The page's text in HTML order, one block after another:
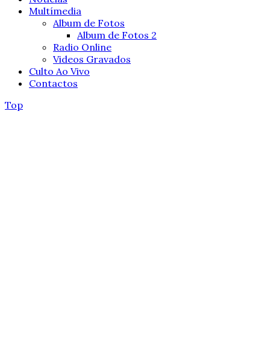
Multímedia
Album de Fotos
Album de Fotos 2
Radio Online
Videos Gravados
Culto Ao Vivo
Contactos
Top